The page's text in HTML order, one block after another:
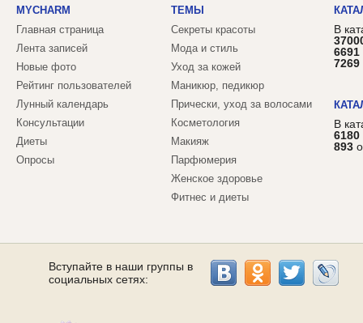
MYCHARM
Главная страница
Лента записей
Новые фото
Рейтинг пользователей
Лунный календарь
Консультации
Диеты
Опросы
ТЕМЫ
Секреты красоты
Мода и стиль
Уход за кожей
Маникюр, педикюр
Прически, уход за волосами
Косметология
Макияж
Парфюмерия
Женское здоровье
Фитнес и диеты
В
6691
7269
В
6180
893
Вступайте в наши группы в
социальных сетях: